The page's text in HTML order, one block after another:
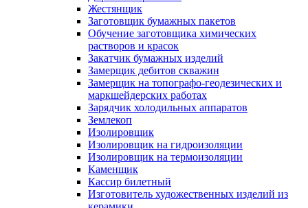
Жестянщик
Заготовщик бумажных пакетов
Обучение заготовщика химических
растворов и красок
Закатчик бумажных изделий
Замерщик дебитов скважин
Замерщик на топографо-геодезических и
маркшейдерских работах
Зарядчик холодильных аппаратов
Землекоп
Изолировщик
Изолировщик на гидроизоляции
Изолировщик на термоизоляции
Каменщик
Кассир билетный
Изготовитель художественных изделий из